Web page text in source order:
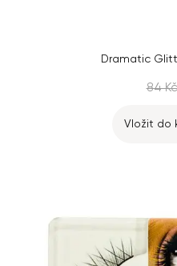
Dramatic
84 Kč
Vložit do